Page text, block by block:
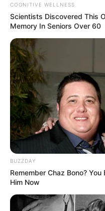
COGNITIVE WELLNESS
Scientists Discovered This
Memory In Seniors Over 60
BUZZDAY
Remember Chaz Bono?
Him Now